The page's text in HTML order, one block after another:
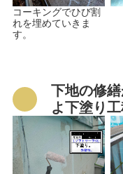
コーキングでひび割
れを埋めていきま
す。
下地の修
よ下塗り工